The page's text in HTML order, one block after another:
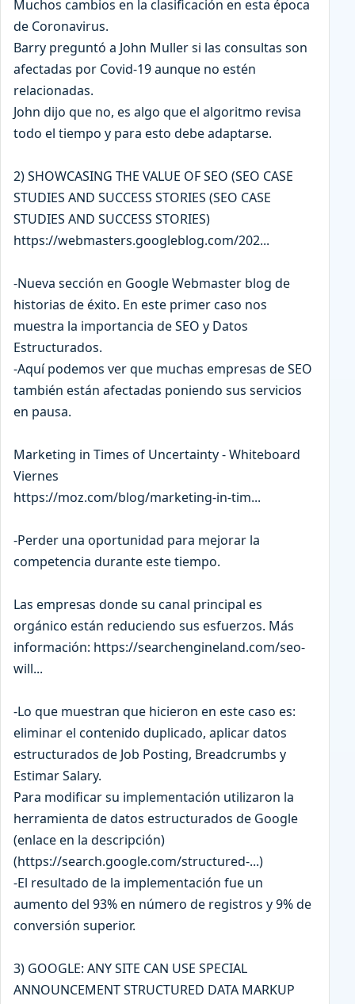
Muchos cambios en la clasificación en esta época
de Coronavirus.
Barry preguntó a John Muller si las consultas son
afectadas por Covid-19 aunque no estén
relacionadas.
John dijo que no, es algo que el algoritmo revisa
todo el tiempo y para esto debe adaptarse.
2) SHOWCASING THE VALUE OF SEO (SEO CASE
STUDIES AND SUCCESS STORIES (SEO CASE
STUDIES AND SUCCESS STORIES)
https://webmasters.googleblog.com/202...
-Nueva sección en Google Webmaster blog de
historias de éxito. En este primer caso nos
muestra la importancia de SEO y Datos
Estructurados.
-Aquí podemos ver que muchas empresas de SEO
también están afectadas poniendo sus servicios
en pausa.
Marketing in Times of Uncertainty - Whiteboard
Viernes
https://moz.com/blog/marketing-in-tim...
-Perder una oportunidad para mejorar la
competencia durante este tiempo.
Las empresas donde su canal principal es
orgánico están reduciendo sus esfuerzos. Más
información: https://searchengineland.com/seo-
will...
-Lo que muestran que hicieron en este caso es:
eliminar el contenido duplicado, aplicar datos
estructurados de Job Posting, Breadcrumbs y
Estimar Salary.
Para modificar su implementación utilizaron la
herramienta de datos estructurados de Google
(enlace en la descripción)
(https://search.google.com/structured-...)
-El resultado de la implementación fue un
aumento del 93% en número de registros y 9% de
conversión superior.
3) GOOGLE: ANY SITE CAN USE SPECIAL
ANNOUNCEMENT STRUCTURED DATA MARKUP